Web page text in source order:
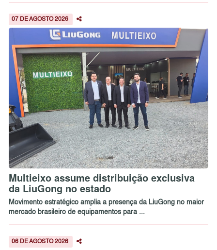
07 DE AGOSTO 2026
Multieixo assume distribuição exclusiva
da LiuGong no estado
Movimento estratégico amplia a presença da LiuGong no maior
mercado brasileiro de equipamentos para ...
06 DE AGOSTO 2026